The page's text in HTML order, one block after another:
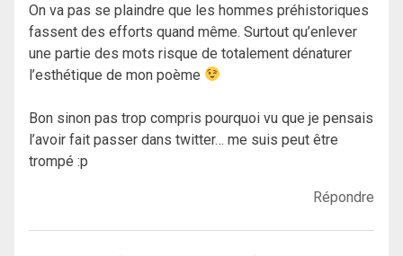
On va pas se plaindre que les hommes préhistoriques
fassent des efforts quand même. Surtout qu’enlever
une partie des mots risque de totalement dénaturer
l’esthétique de mon poème
Bon sinon pas trop compris pourquoi vu que je pensais
l’avoir fait passer dans twitter… me suis peut être
trompé :p
Répondre